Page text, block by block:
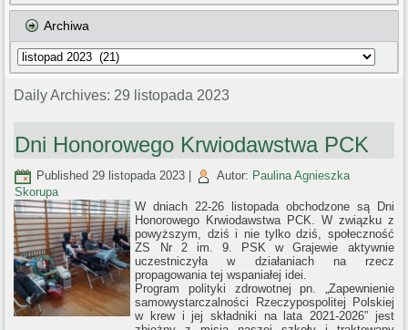
Archiwa
Archiwa
Daily Archives: 29 listopada 2023
Dni Honorowego Krwiodawstwa PCK
Published 29 listopada 2023 Autor: Paulina Agnieszka
Skorupa
W dniach 22-26 listopada obchodzone są Dni
Honorowego Krwiodawstwa PCK. W związku z
powyższym, dziś i nie tylko dziś, społeczność
ZS Nr 2 im. 9. PSK w Grajewie aktywnie
uczestniczyła w działaniach na rzecz
propagowania tej wspaniałej idei.
Program polityki zdrowotnej pn. „Zapewnienie
samowystarczalności Rzeczypospolitej Polskiej
w krew i jej składniki na lata 2021-2026” jest